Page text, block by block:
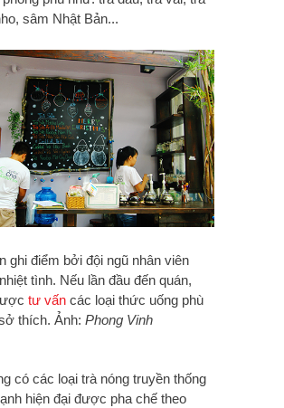
sâm Nhật Bản...
ghi điểm bởi đội ngũ nhân viên
tình. Nếu lần đầu đến quán,
tư vấn các loại thức uống phù
thích. Ảnh: Phong Vinh
có các loại trà nóng truyền thống
hiện đại được pha chế theo